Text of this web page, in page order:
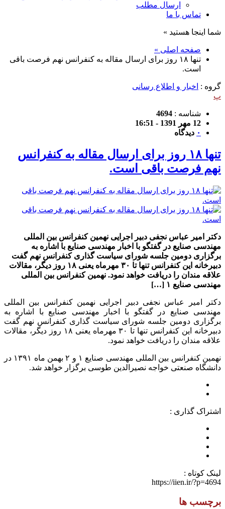
ارسال مطلب
تماس با ما
شما اینجا هستید »
صفحه اصلی »
تنها ۱۸ روز برای ارسال مقاله به کنفرانس نهم فرصت باقی
است.
گروه : اخبار و اطلاع رسانی
پ
شناسه : 4694
12 مهر 1391 - 16:51
۰ دیدگاه
تنها ۱۸ روز برای ارسال مقاله به کنفرانس
نهم فرصت باقی است.
دکتر امیر عباس نجفی دبیر اجرایی نهمین کنفرانس بین المللی
مهندسی صنایع در گفتگو با اخبار مهندسی صنایع با اشاره به
برگزاری دومین جلسه شورای سیاست گذاری کنفرانس نهم گفت
دبیرخانه این کنفرانس تنها تا ۳۰ مهرماه یعنی ۱۸ روز دیگر، مقالات
علاقه مندان را دریافت خواهد نمود. نهمین کنفرانس بین المللی
مهندسی صنایع ۱ […]
دکتر امیر عباس نجفی دبیر اجرایی نهمین کنفرانس بین المللی
مهندسی صنایع در گفتگو با اخبار مهندسی صنایع با اشاره به
برگزاری دومین جلسه شورای سیاست گذاری کنفرانس نهم گفت
دبیرخانه این کنفرانس تنها تا ۳۰ مهرماه یعنی ۱۸ روز دیگر، مقالات
علاقه مندان را دریافت خواهد نمود.
نهمین کنفرانس بین المللی مهندسی صنایع ۱ و ۲ بهمن ماه ۱۳۹۱ در
دانشگاه صنعتی خواجه نصیرالدین طوسی برگزار خواهد شد.
اشتراک گذاری :
لینک کوتاه :
https://iien.ir/?p=4694
برچسب ها